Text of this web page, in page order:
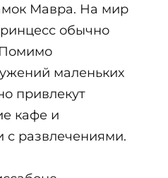
Мавра. На мир
обычно
Помимо
маленьких
привлекут
кафе и
развлечениями.